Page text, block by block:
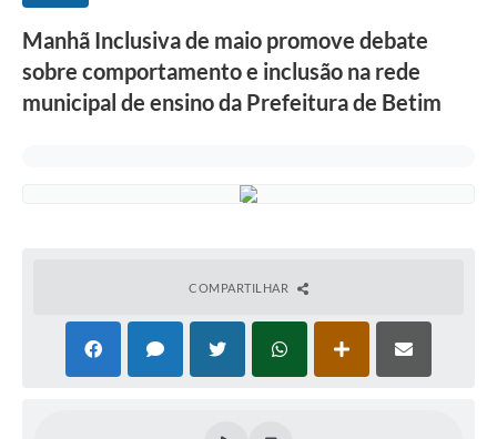
Manhã Inclusiva de maio promove debate
sobre comportamento e inclusão na rede
municipal de ensino da Prefeitura de Betim
COMPARTILHAR